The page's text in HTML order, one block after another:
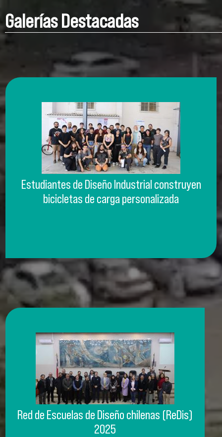
Galerías Destacadas
Estudiantes de Diseño Industrial construyen
bicicletas de carga personalizada
Red de Escuelas de Diseño chilenas (ReDis)
2025